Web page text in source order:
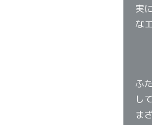
実
な
ふ
し
ま